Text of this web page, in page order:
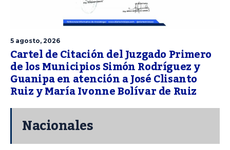
5 agosto, 2026
Cartel de Citación del Juzgado Primero
de los Municipios Simón Rodríguez y
Guanipa en atención a José Clisanto
Ruiz y María Ivonne Bolívar de Ruiz
Nacionales